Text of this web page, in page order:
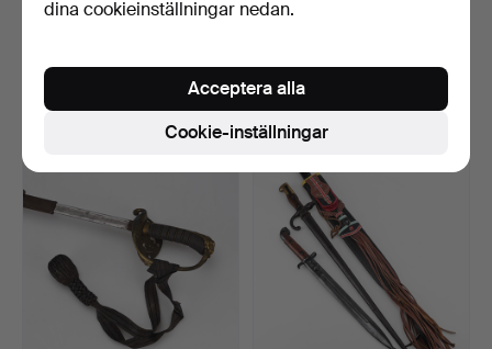
HUGGARE, m/1856.
Klubbades 2 mar 2024
169 USD
KNIV, Puma", Bowie, 1984.
Klubbades 31 jan 2024
20 bud
389 USD
dina cookieinställningar nedan.
Cookie-inställningar
Acceptera alla